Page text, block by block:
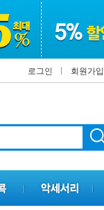
로그인 회원가입